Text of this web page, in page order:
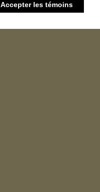
Accepter les témoins
d’achats